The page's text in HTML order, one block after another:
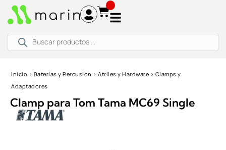
productos
Inicio › Baterías y Percusión › Atriles y Hardware › Clamps y
Adaptadores
Clamp para Tom Tama MC69 Single